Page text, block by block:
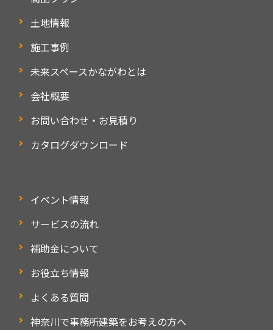
土地情報
施工事例
未来スペースかながわとは
会社概要
お問い合わせ・お見積り
カタログダウンロード
イベント情報
サービスの流れ
補助金について
お役立ち情報
よくある質問
神奈川で事務所建築をお考えの方へ